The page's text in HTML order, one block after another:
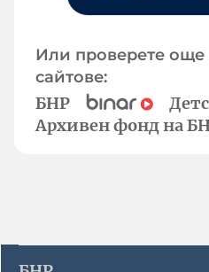
Или проверете още
сайтове:
БНР
Архивен фонд на